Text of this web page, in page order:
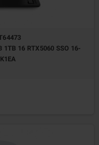
1TB 16 RTX5060 SSO 16-